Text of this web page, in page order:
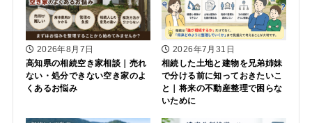
2026年8月7日
高知県の相続空き家相談｜売れ
ない・処分できない空き家のよ
くあるお悩み
2026年7月31日
相続した土地と建物を兄弟姉妹
で分ける前に知っておきたいこ
と｜将来の不動産整理で困らな
いために